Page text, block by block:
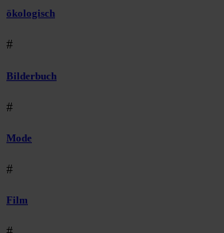
ökologisch
#
Bilderbuch
#
Mode
#
Film